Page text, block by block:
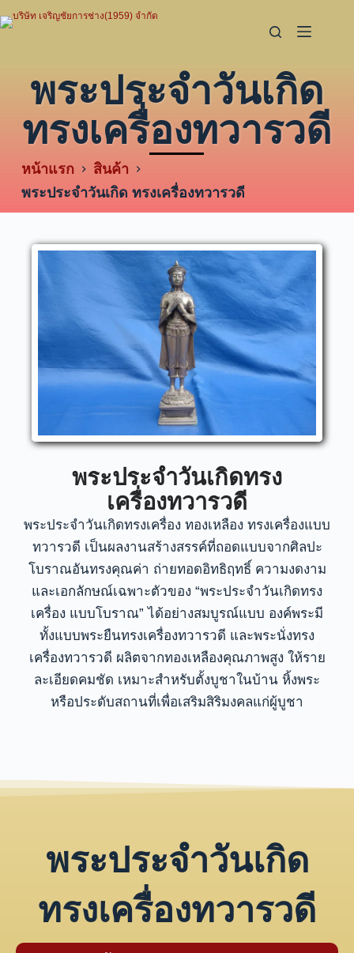
พระประจำวันเกิด
ทรงเครื่องทวารวดี
หน้าแรก
สินค้า
พระประจำวันเกิด ทรงเครื่องทวารวดี
พระประจำวันเกิดทรง
เครื่องทวารวดี
พระประจำวันเกิดทรงเครื่อง ทองเหลือง ทรงเครื่องแบบ
ทวารวดี เป็นผลงานสร้างสรรค์ที่ถอดแบบจากศิลปะ
โบราณอันทรงคุณค่า ถ่ายทอดอิทธิฤทธิ์ ความงดงาม
และเอกลักษณ์เฉพาะตัวของ “พระประจำวันเกิดทรง
เครื่อง แบบโบราณ” ได้อย่างสมบูรณ์แบบ องค์พระมี
ทั้งแบบพระยืนทรงเครื่องทวารวดี และพระนั่งทรง
เครื่องทวารวดี ผลิตจากทองเหลืองคุณภาพสูง ให้ราย
ละเอียดคมชัด เหมาะสำหรับตั้งบูชาในบ้าน หิ้งพระ
หรือประดับสถานที่เพื่อเสริมสิริมงคลแก่ผู้บูชา
พระประจำวันเกิด
ทรงเครื่องทวารวดี